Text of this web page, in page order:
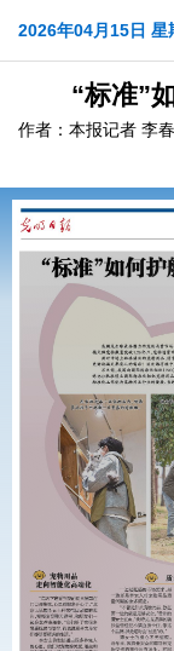
2026年04月15日 星
“标准”
作者：本报记者 李